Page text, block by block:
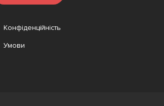
Конфіденційність
Умови